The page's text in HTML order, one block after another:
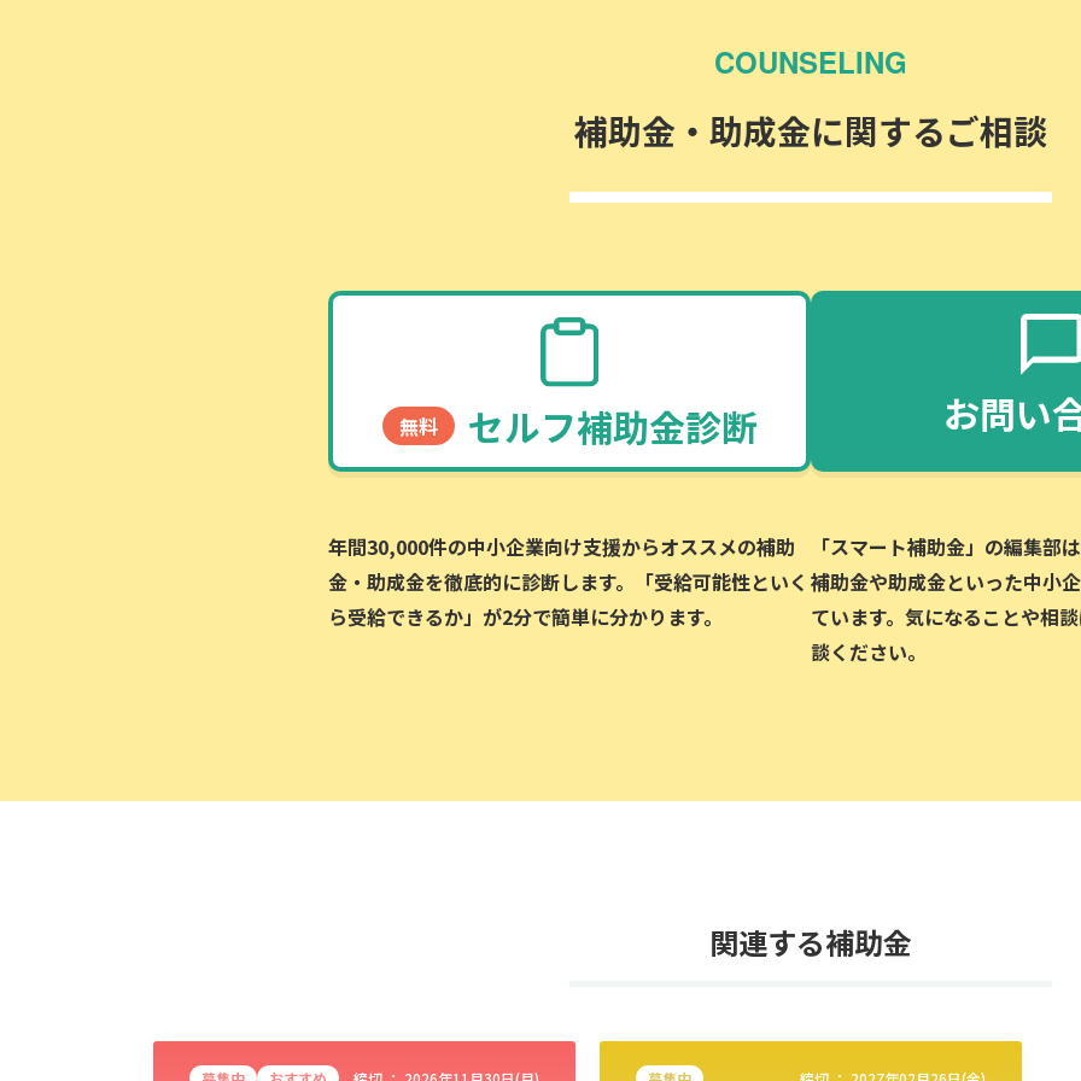
COUNSELING
補助金・助成金に関するご相談
無料 セルフ補助金診断
年間30,000件の中小企業向け支援からオススメの補助
金・助成金を徹底的に診断します。「受給可能性といく
ら受給できるか」が2分で簡単に分かります。
お問い
「スマート補助金」の編集部
補助金や助成金といった中小
ています。気になることや相
談ください。
関連する補助金